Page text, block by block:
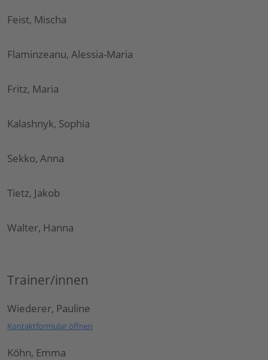
Feist, Mischa
Flaminzeanu, Alessia-Maria
Fritz, Maria
Kalashnyk, Sophia
Sekko, Anna
Tietz, Jakob
Walter, Hanna
Trainer/innen
Wiederer, Pauline
Kontaktformular öffnen
Köhn, Emma